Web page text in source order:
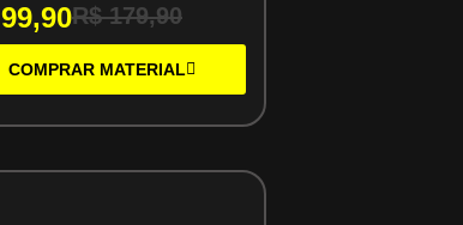
99,90R$179,90
COMPRAR MATERIAL